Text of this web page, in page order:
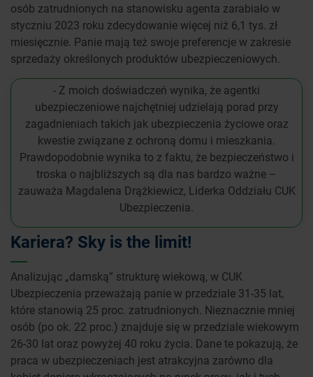
osób zatrudnionych na stanowisku agenta zarabiało w
styczniu 2023 roku zdecydowanie więcej niż 6,1 tys. zł
miesięcznie. Panie mają też swoje preferencje w zakresie
sprzedaży określonych produktów ubezpieczeniowych.
- Z moich doświadczeń wynika, że agentki
ubezpieczeniowe najchętniej udzielają porad przy
zagadnieniach takich jak ubezpieczenia życiowe oraz
kwestie związane z ochroną domu i mieszkania.
Prawdopodobnie wynika to z faktu, że bezpieczeństwo i
troska o najbliższych są dla nas bardzo ważne –
zauważa Magdalena Drążkiewicz, Liderka Oddziału CUK
Ubezpieczenia.
Kariera? Sky is the limit!
Analizując „damską” strukturę wiekową, w CUK
Ubezpieczenia przeważają panie w przedziale 31-35 lat,
które stanowią 25 proc. zatrudnionych. Nieznacznie mniej
osób (po ok. 22 proc.) znajduje się w przedziale wiekowym
26-30 lat oraz powyżej 40 roku życia. Dane te pokazują, że
praca w ubezpieczeniach jest atrakcyjna zarówno dla